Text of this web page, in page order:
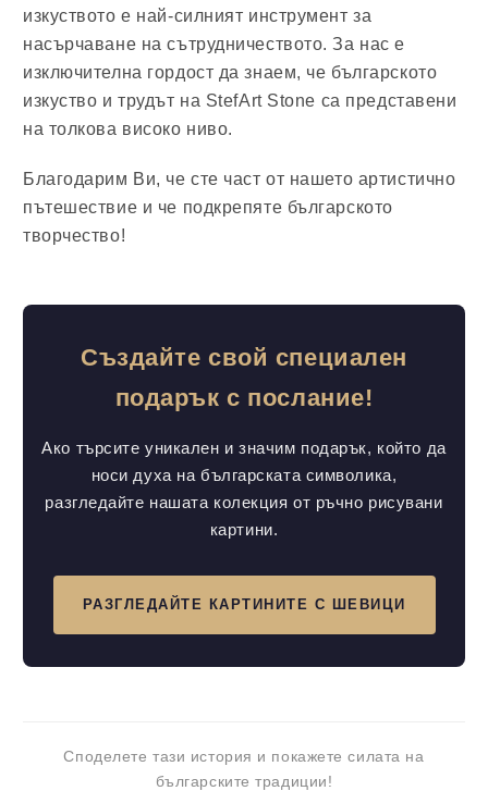
изкуството е най-силният инструмент за
насърчаване на сътрудничеството. За нас е
изключителна гордост да знаем, че българското
изкуство и трудът на StefArt Stone са представени
на толкова високо ниво.
Благодарим Ви, че сте част от нашето артистично
пътешествие и че подкрепяте българското
творчество!
Създайте свой специален
подарък с послание!
Ако търсите уникален и значим подарък, който да
носи духа на българската символика,
разгледайте нашата колекция от ръчно рисувани
картини.
РАЗГЛЕДАЙТЕ КАРТИНИТЕ С ШЕВИЦИ
Споделете тази история и покажете силата на
българските традиции!